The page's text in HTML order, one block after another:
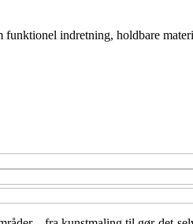
indretning, holdbare